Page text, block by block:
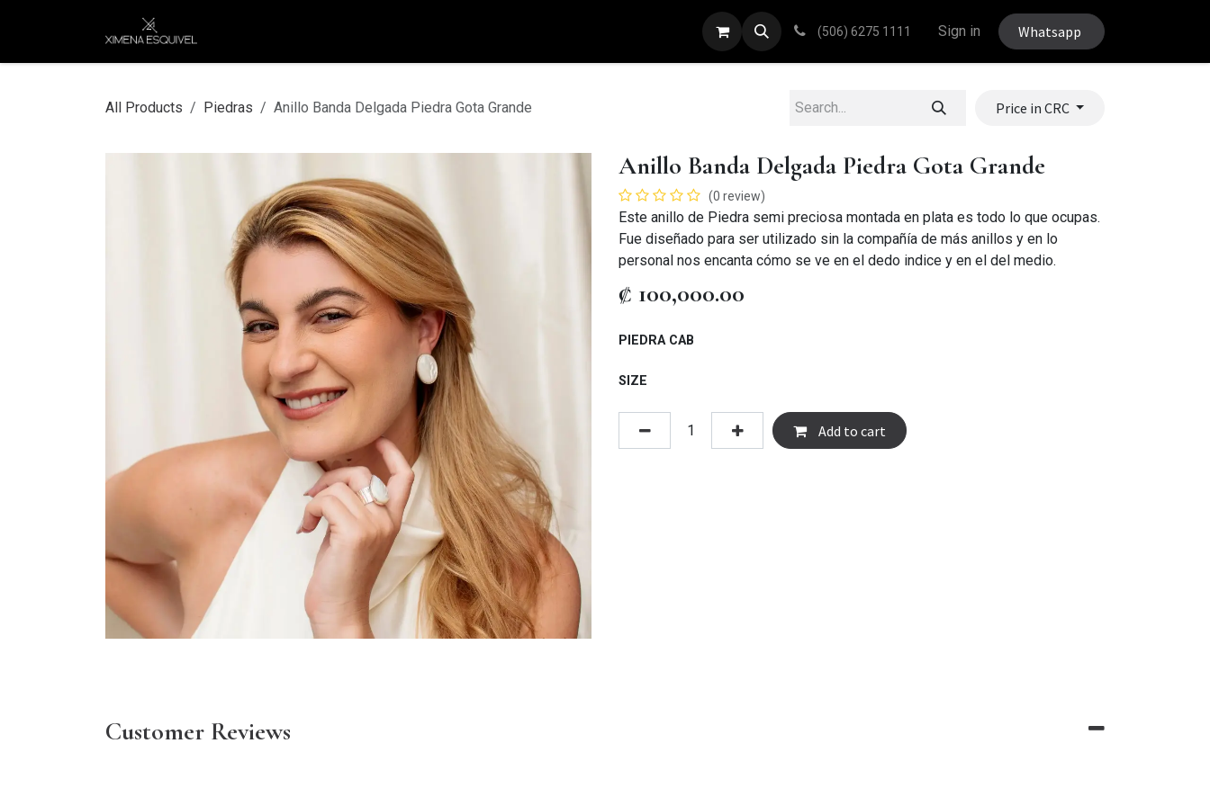
PULSERAS (506) 6275 1111 Sign in Whatsapp
All Products Piedras Anillo Banda Delgada Piedra Gota Grande Price in CRC
Anillo Banda Delgada Piedra Gota Grande
(0 review)
Este anillo de Piedra semi preciosa montada en plata es todo lo que ocupas.
Fue diseñado para ser utilizado sin la compañía de más anillos y en lo
personal nos encanta cómo se ve en el dedo indice y en el del medio.
₡ 100,000.00
PIEDRA CAB
SIZE
Add to cart
Customer Reviews